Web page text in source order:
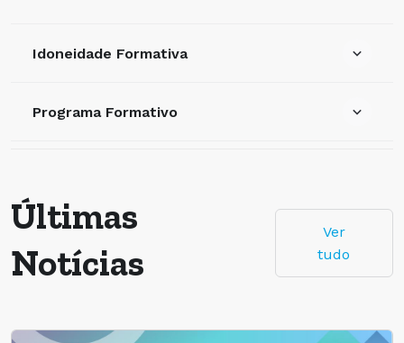
Idoneidade Formativa
Programa Formativo
Últimas
Notícias
Ver
tudo